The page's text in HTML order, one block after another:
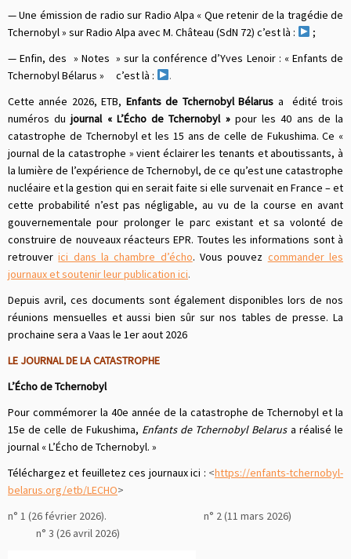
— Une émission de radio sur Radio Alpa « Que retenir de la tragédie de
Tchernobyl » sur Radio Alpa avec M. Château (SdN 72) c’est là :
;
— Enfin, des » Notes » sur la conférence d’Yves Lenoir : « Enfants de
Tchernobyl Bélarus » c’est là :
.
Cette année 2026, ETB, Enfants de Tchernobyl Bélarus a édité trois
numéros dujournal « L’Écho de Tchernobyl »pour les 40 ans de la
catastrophe de Tchernobyl et les 15 ans de celle de Fukushima. Ce «
journal de la catastrophe » vient éclairer les tenants et aboutissants, à
la lumière de l’expérience de Tchernobyl, de ce qu’est une catastrophe
nucléaire et la gestion qui en serait faite si elle survenait en France – et
cette probabilité n’est pas négligable, au vu de la course en avant
gouvernementale pour prolonger le parc existant et sa volonté de
construire de nouveaux réacteurs EPR. Toutes les informations sont à
retrouver ici dans la chambre d’écho. Vous pouvez commander les
journaux et soutenir leur publication ici.
Depuis avril, ces documents sont également disponibles lors de nos
réunions mensuelles et aussi bien sûr sur nos tables de presse. La
prochaine sera a Vaas le 1er aout 2026
LE JOURNAL DE LA CATASTROPHE
L’Écho de Tchernobyl
Pour commémorer la 40e année de la catastrophe de Tchernobyl et la
15e de celle de Fukushima, Enfants de Tchernobyl Belarusa réalisé le
journal « L’Écho de Tchernobyl. »
Téléchargez et feuilletez ces journaux ici : <https://enfants-tchernobyl-
belarus.org/etb/LECHO>
n° 1 (26 février 2026). n° 2 (11 mars 2026)
n° 3 (26 avril 2026)